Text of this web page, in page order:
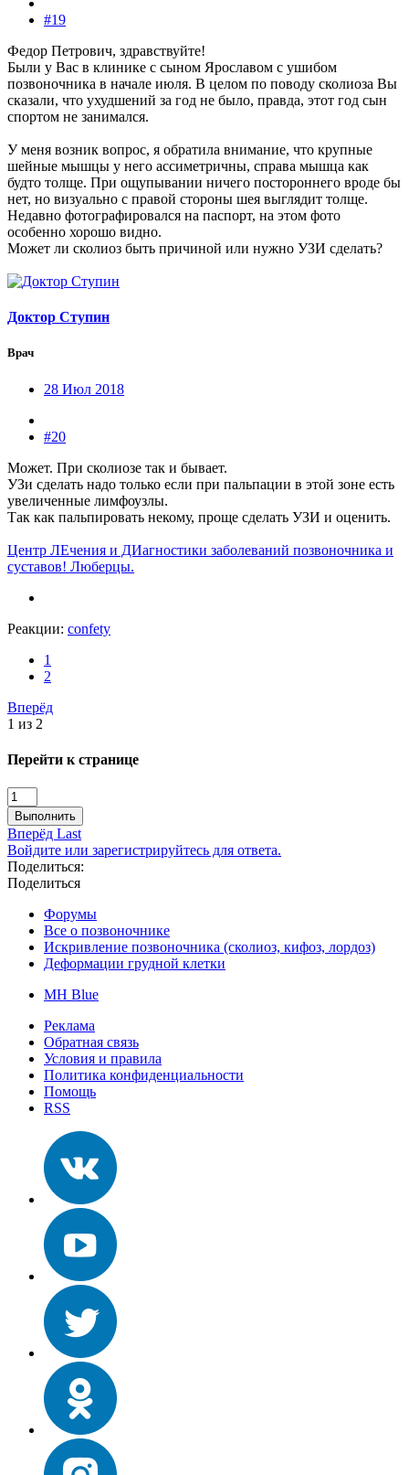
#19
Федор Петрович, здравствуйте!
Были у Вас в клинике с сыном Ярославом с ушибом
позвоночника в начале июля. В целом по поводу сколиоза Вы
сказали, что ухудшений за год не было, правда, этот год сын
спортом не занимался.
У меня возник вопрос, я обратила внимание, что крупные
шейные мышцы у него ассиметричны, справа мышца как
будто толще. При ощупывании ничего постороннего вроде бы
нет, но визуально с правой стороны шея выглядит толще.
Недавно фотографировался на паспорт, на этом фото
особенно хорошо видно.
Может ли сколиоз быть причиной или нужно УЗИ сделать?
Доктор Ступин
Врач
28 Июл 2018
#20
Может. При сколиозе так и бывает.
УЗи сделать надо только если при пальпации в этой зоне есть
увеличенные лимфоузлы.
Так как пальпировать некому, проще сделать УЗИ и оценить.
Центр ЛЕчения и ДИагностики заболеваний позвоночника и
суставов! Люберцы.
Реакции: confety
1
2
Вперёд
1 из 2
Перейти к странице
Выполнить
Вперёд Last
Войдите или зарегистрируйтесь для ответа.
Поделиться:
Поделиться
Форумы
Все о позвоночнике
Искривление позвоночника (сколиоз, кифоз, лордоз)
Деформации грудной клетки
MH Blue
Реклама
Обратная связь
Условия и правила
Политика конфиденциальности
Помощь
RSS